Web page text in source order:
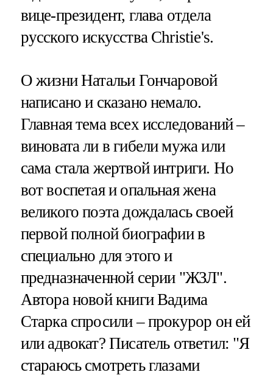
вице-президент, глава отдела
русского искусства Christie's.
О жизни Натальи Гончаровой
написано и сказано немало.
Главная тема всех исследований –
виновата ли в гибели мужа или
сама стала жертвой интриги. Но
вот воспетая и опальная жена
великого поэта дождалась своей
первой полной биографии в
специально для этого и
предназначенной серии "ЖЗЛ".
Автора новой книги Вадима
Старка спросили – прокурор он ей
или адвокат? Писатель ответил: "Я
стараюсь смотреть глазами